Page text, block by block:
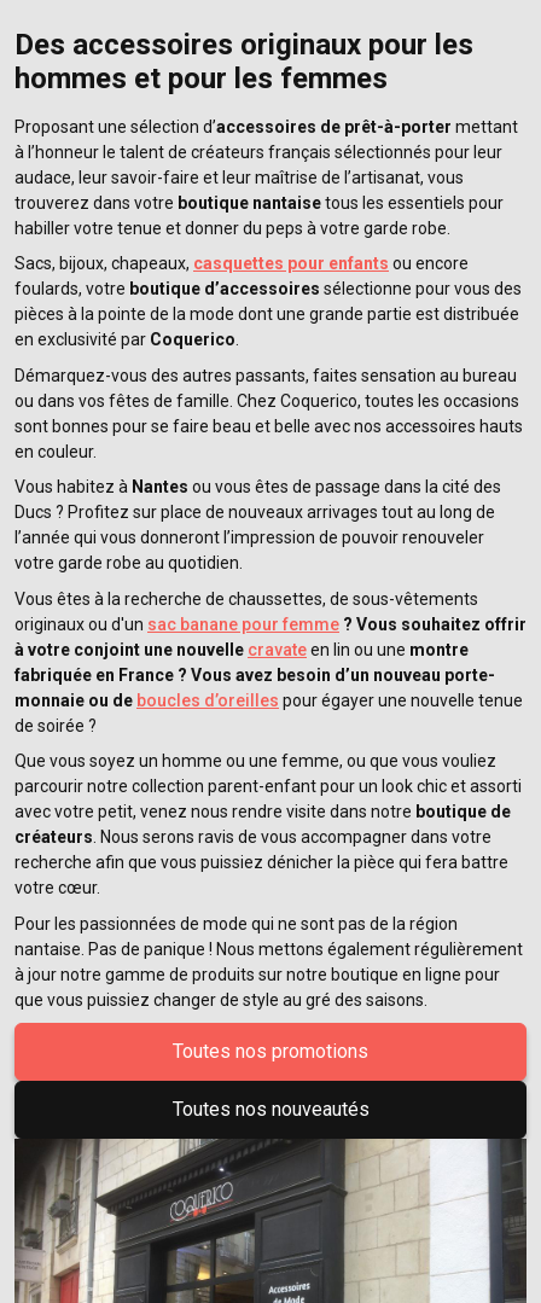
Des accessoires originaux pour les
hommes et pour les femmes
Proposant une sélection d’accessoires de prêt-à-porter mettant
à l’honneur le talent de créateurs français sélectionnés pour leur
audace, leur savoir-faire et leur maîtrise de l’artisanat, vous
trouverez dans votre boutique nantaisetous les essentiels pour
habiller votre tenue et donner du peps à votre garde robe.
Sacs, bijoux, chapeaux, casquettes pour enfants ou encore
foulards, votre boutique d’accessoires sélectionne pour vous des
pièces à la pointe de la mode dont une grande partie est distribuée
en exclusivité par Coquerico.
Démarquez-vous des autres passants, faites sensation au bureau
ou dans vos fêtes de famille. Chez Coquerico, toutes les occasions
sont bonnes pour se faire beau et belle avec nos accessoires hauts
en couleur.
Vous habitez à Nantes ou vous êtes de passage dans la cité des
Ducs ? Profitez sur place de nouveaux arrivages tout au long de
l’année qui vous donneront l’impression de pouvoir renouveler
votre garde robe au quotidien.
Vous êtes à la recherche de chaussettes, de sous-vêtements
originaux ou d'un sac banane pour femme ? Vous souhaitez offrir
à votre conjoint une nouvelle cravateen lin ou une montre
fabriquée en France ? Vous avez besoin d’un nouveau porte-
monnaie ou de boucles d’oreilles pour égayer une nouvelle tenue
de soirée ?
Que vous soyez un homme ou une femme, ou que vous vouliez
parcourir notre collection parent-enfant pour un look chic et assorti
avec votre petit, venez nous rendre visite dans notre boutique de
créateurs. Nous serons ravis de vous accompagner dans votre
recherche afin que vous puissiez dénicher la pièce qui fera battre
votre cœur.
Pour les passionnées de mode qui ne sont pas de la région
nantaise. Pas de panique ! Nous mettons également régulièrement
à jour notre gamme de produits sur notre boutique en ligne pour
que vous puissiez changer de style au gré des saisons.
Toutes nos promotions
Toutes nos nouveautés